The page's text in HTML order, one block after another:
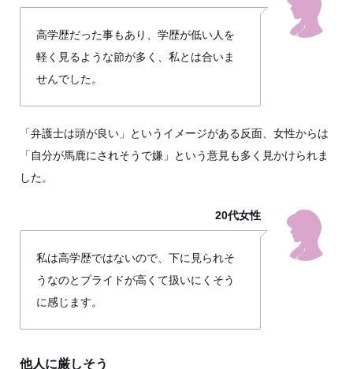
高学歴だった事もあり、学歴が低い人を
軽く見るような節が多く、私とは合いま
せんでした。
「弁護士は頭が良い」というイメージがある反面、女性からは
「自分が馬鹿にされそうで嫌」という意見も多く見かけられま
した。
20代女性
私は高学歴ではないので、下に見られそ
うなのとプライドが高くて扱いにくそう
に感じます。
他人に厳しそう